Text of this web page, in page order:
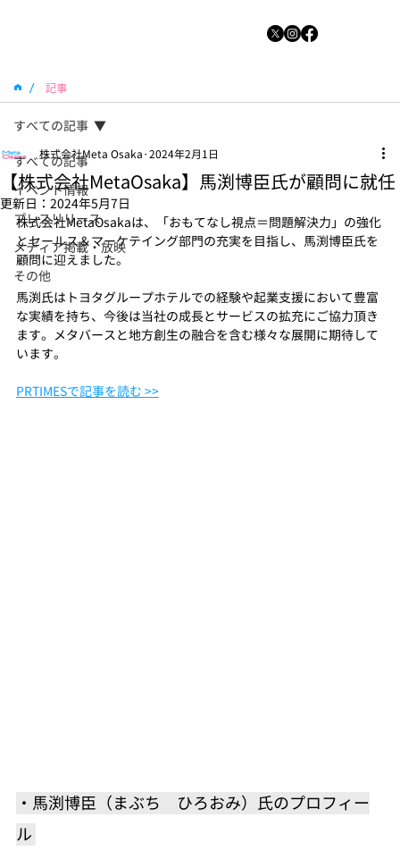
/ 記事
すべての記事
イベント情報
プレスリリース
メディア掲載・放映
その他
すべての記事
【株式会社MetaOsaka】馬渕博臣氏が顧問に就任
株式会社Meta Osaka 2024年2月1日
更新日： 2024年5月7日
株式会社MetaOsakaは、「おもてなし視点＝問題解決力」の強化
とセールス＆マーケテイング部門の充実を目指し、馬渕博臣氏を
顧問に迎えました。
馬渕氏はトヨタグループホテルでの経験や起業支援において豊富
な実績を持ち、今後は当社の成長とサービスの拡充にご協力頂き
ます。メタバースと地方創生の融合を含む様々な展開に期待して
います。
PRTIMESで記事を読む >>
・馬渕博臣（まぶち　ひろおみ）氏のプロフィー
ル